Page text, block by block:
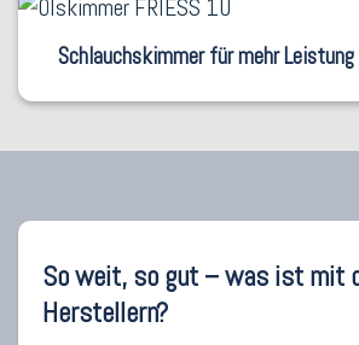
Schlauchskimmer für mehr
So weit, so gut – was ist mit
Herstellern?